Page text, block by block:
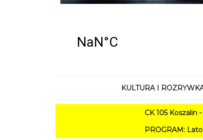
KULTURA I
CK 105 Koszalin - Lato w
PROGRAM: Lato w